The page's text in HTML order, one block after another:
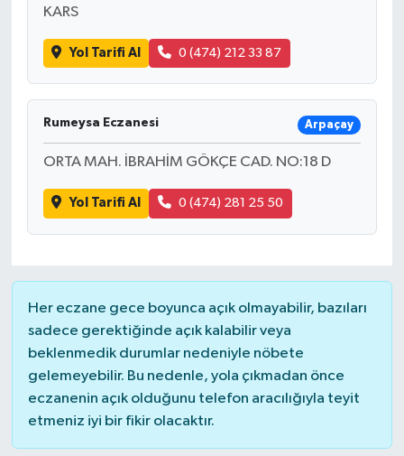
KARS
Yol Tarifi Al 0 (474) 212 33 87
Rumeysa Eczanesi Arpaçay
ORTA MAH. İBRAHİM GÖKÇE CAD. NO:18 D
Yol Tarifi Al 0 (474) 281 25 50
Her eczane gece boyunca açık olmayabilir, bazıları
sadece gerektiğinde açık kalabilir veya
beklenmedik durumlar nedeniyle nöbete
gelemeyebilir. Bu nedenle, yola çıkmadan önce
eczanenin açık olduğunu telefon aracılığıyla teyit
etmeniz iyi bir fikir olacaktır.